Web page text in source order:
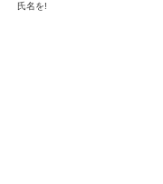
氏名を!